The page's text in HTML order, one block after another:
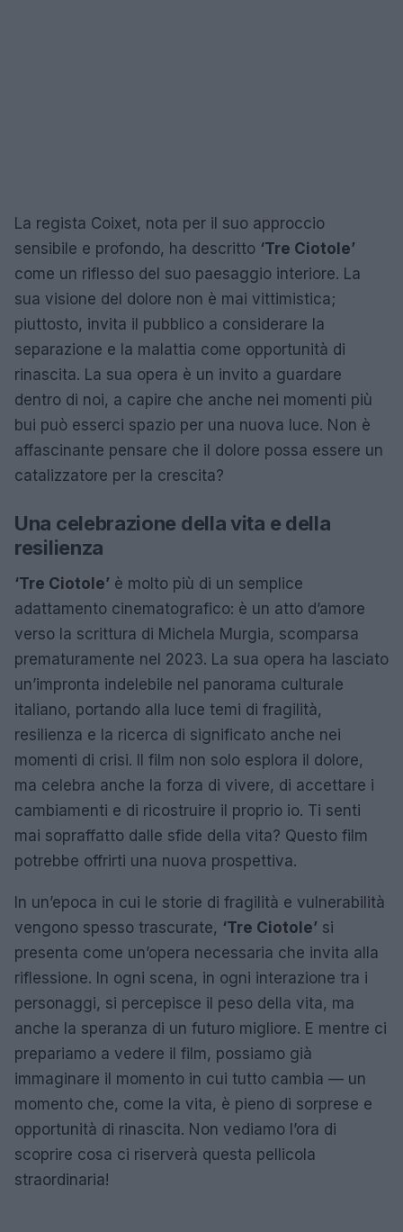
La regista Coixet, nota per il suo approccio
sensibile e profondo, ha descritto ‘Tre Ciotole’
come un riflesso del suo paesaggio interiore. La
sua visione del dolore non è mai vittimistica;
piuttosto, invita il pubblico a considerare la
separazione e la malattia come opportunità di
rinascita. La sua opera è un invito a guardare
dentro di noi, a capire che anche nei momenti più
bui può esserci spazio per una nuova luce. Non è
affascinante pensare che il dolore possa essere un
catalizzatore per la crescita?
Una celebrazione della vita e della
resilienza
‘Tre Ciotole’ è molto più di un semplice
adattamento cinematografico: è un atto d’amore
verso la scrittura di Michela Murgia, scomparsa
prematuramente nel 2023. La sua opera ha lasciato
un’impronta indelebile nel panorama culturale
italiano, portando alla luce temi di fragilità,
resilienza e la ricerca di significato anche nei
momenti di crisi. Il film non solo esplora il dolore,
ma celebra anche la forza di vivere, di accettare i
cambiamenti e di ricostruire il proprio io. Ti senti
mai sopraffatto dalle sfide della vita? Questo film
potrebbe offrirti una nuova prospettiva.
In un’epoca in cui le storie di fragilità e vulnerabilità
vengono spesso trascurate, ‘Tre Ciotole’ si
presenta come un’opera necessaria che invita alla
riflessione. In ogni scena, in ogni interazione tra i
personaggi, si percepisce il peso della vita, ma
anche la speranza di un futuro migliore. E mentre ci
prepariamo a vedere il film, possiamo già
immaginare il momento in cui tutto cambia — un
momento che, come la vita, è pieno di sorprese e
opportunità di rinascita. Non vediamo l’ora di
scoprire cosa ci riserverà questa pellicola
straordinaria!